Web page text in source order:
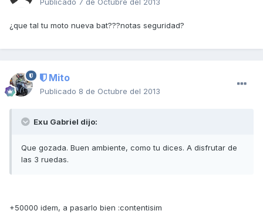
¿que tal tu moto nueva bat???notas seguridad?
Mito
Publicado 8 de Octubre del 2013
Exu Gabriel dijo:
Que gozada. Buen ambiente, como tu dices. A disfrutar de
las 3 ruedas.
+50000 idem, a pasarlo bien :contentisim